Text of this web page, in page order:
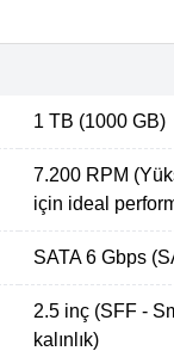
1 TB (1000 GB)
7.200 RPM
için ideal
SATA 6 Gbps
2.5 inç (SFF -
kalınlık)